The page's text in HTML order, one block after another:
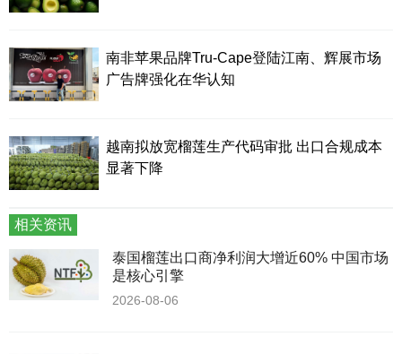
南非苹果品牌Tru-Cape登陆江南、辉展市场
广告牌强化在华认知
越南拟放宽榴莲生产代码审批 出口合规成本
显著下降
相关资讯
泰国榴莲出口商净利润大增近60% 中国市场
是核心引擎
2026-08-06